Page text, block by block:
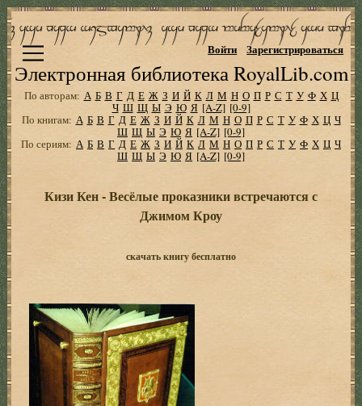
Электронная библиотека RoyalLib.com
Войти Зарегистрироваться
По авторам: А Б В Г Д Е Ж З И Й К Л М Н О П Р С Т У Ф Х Ц
Ч Ш Щ Ы Э Ю Я [A-Z] [0-9]
По книгам: А Б В Г Д Е Ж З И Й К Л М Н О П Р С Т У Ф Х Ц Ч
Ш Щ Ы Э Ю Я [A-Z] [0-9]
По сериям: А Б В Г Д Е Ж З И Й К Л М Н О П Р С Т У Ф Х Ц Ч
Ш Щ Ы Э Ю Я [A-Z] [0-9]
Кизи Кен - Весёлые проказники встречаются с
Джимом Кроу
скачать книгу бесплатно